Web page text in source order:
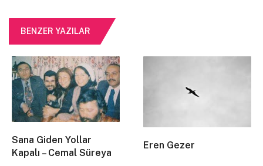
kendi’mden
sayfalar yırtılıyor
sahaflar yakıyor intihar kitaplarını
2. biradan beşinci’ye geçtiğimde aniden
BENZER YAZILAR
Sana Giden Yollar
Kapalı – Cemal Süreya
Eren Gezer